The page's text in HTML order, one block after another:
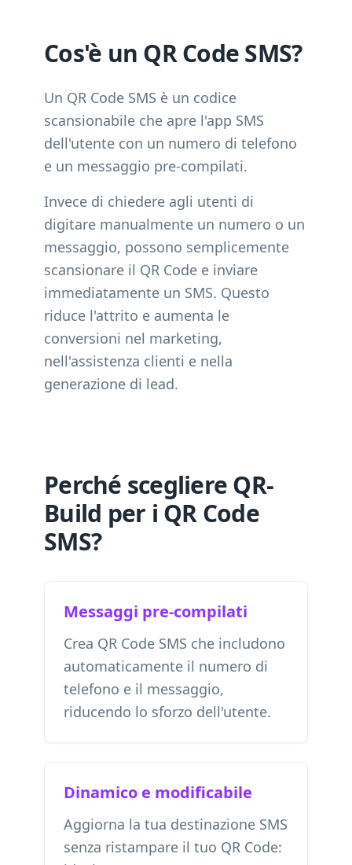
Cos'è un QR Code SMS?
Un QR Code SMS è un codice
scansionabile che apre l'app SMS
dell'utente con un numero di telefono
e un messaggio pre-compilati.
Invece di chiedere agli utenti di
digitare manualmente un numero o un
messaggio, possono semplicemente
scansionare il QR Code e inviare
immediatamente un SMS. Questo
riduce l'attrito e aumenta le
conversioni nel marketing,
nell'assistenza clienti e nella
generazione di lead.
Perché scegliere QR-
Build per i QR Code
SMS?
Messaggi pre-compilati
Crea QR Code SMS che includono
automaticamente il numero di
telefono e il messaggio,
riducendo lo sforzo dell'utente.
Dinamico e modificabile
Aggiorna la tua destinazione SMS
senza ristampare il tuo QR Code: